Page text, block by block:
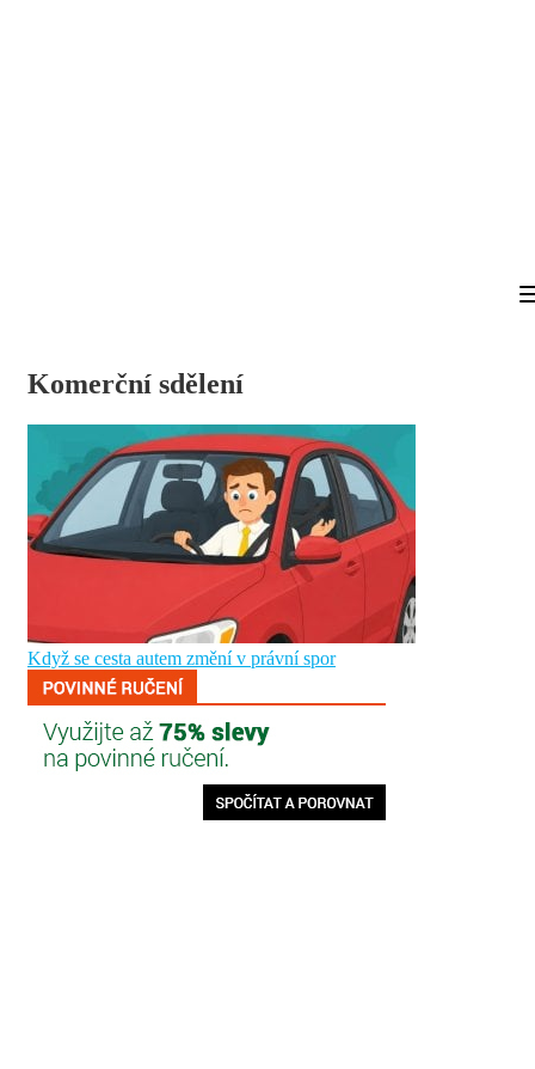
Komerční sdělení
Když se cesta autem změní v právní spor